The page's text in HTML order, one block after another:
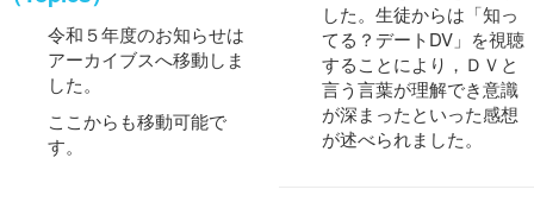
令和５年度のお知らせは
アーカイブスへ移動しま
した。
ここからも移動可能で
す。
した。生徒からは「知っ
てる？デートDV」を視聴
することにより，ＤＶと
言う言葉が理解でき意識
が深まったといった感想
が述べられました。